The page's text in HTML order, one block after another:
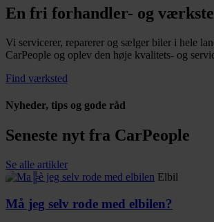
En fri forhandler- og
Vi servicerer, reparerer og sælger biler i hele
CarPeople og oplev den høje kvalitets- og
Find værksted
Nyheder, tips og gode råd
Seneste nyt fra CarPeople
Se alle artikler
Elbil
Må jeg selv rode med elbilen?